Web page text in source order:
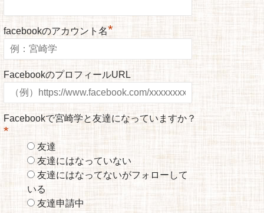
facebookのアカウント名*
FacebookのプロフィールURL
Facebookで宮崎学と友達になっていますか？
*
友達
友達にはなっていない
友達にはなってないがフォローして
いる
友達申請中